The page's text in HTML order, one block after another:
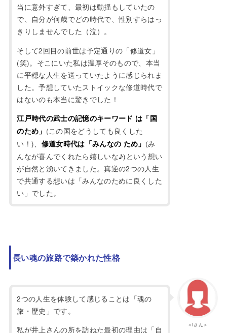
当に意外すぎて、最初は動揺もしていたの
で、自分が何歳でどの時代で、性別すらはっ
きりしませんでした（泣）。
そして2回目の前世は予定通りの「修道女」
(笑)。そこにいた私は温厚そのもので、本当
に平穏な人生を送っていたように感じられま
した。予想していたストイックな修道時代で
はないのも本当に驚きでした！
江戸時代の武士の記憶のキーワード は「国
のため」 (この国をどうしても良くした
い！)、 修道女時代は「みんなの ため」 (み
んなが喜んでくれたら嬉しいな♪)という想い
が自然と湧いてきました。真逆の2つの人生
で共通する想いは「みんなのために良くした
い」でした。
長い魂の旅路で築かれた性格
＜Iさん＞
2つの人生を体験して感じることは「魂の
旅・歴史」です。
私が井上さんの所を訪ねた最初の理由は「自